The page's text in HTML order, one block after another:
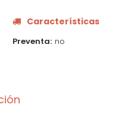
Características
Preventa no